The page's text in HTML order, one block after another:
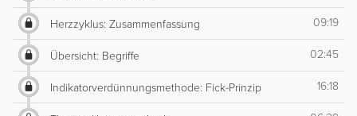
Herzzyklus: Zusammenfassung 09:19
Übersicht: Begriffe 02:45
Indikatorverdünnungsmethode: Fick-Prinzip 16:18